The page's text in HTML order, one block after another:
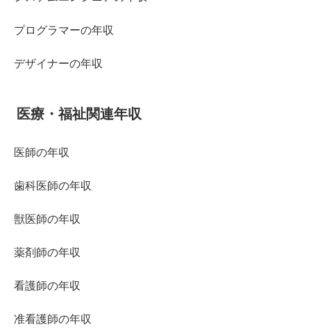
プログラマーの年収
デザイナーの年収
医療・福祉関連年収
医師の年収
歯科医師の年収
獣医師の年収
薬剤師の年収
看護師の年収
准看護師の年収